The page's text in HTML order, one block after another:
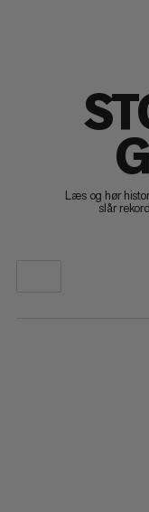
Læs og hør
slår